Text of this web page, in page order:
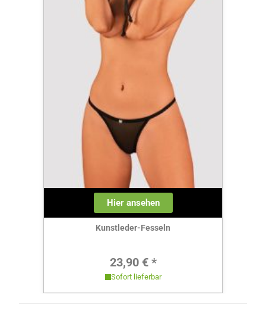
Hier ansehen
Kunstleder-Fesseln
Regulärer Preis:
23,90 € *
Sofort lieferbar